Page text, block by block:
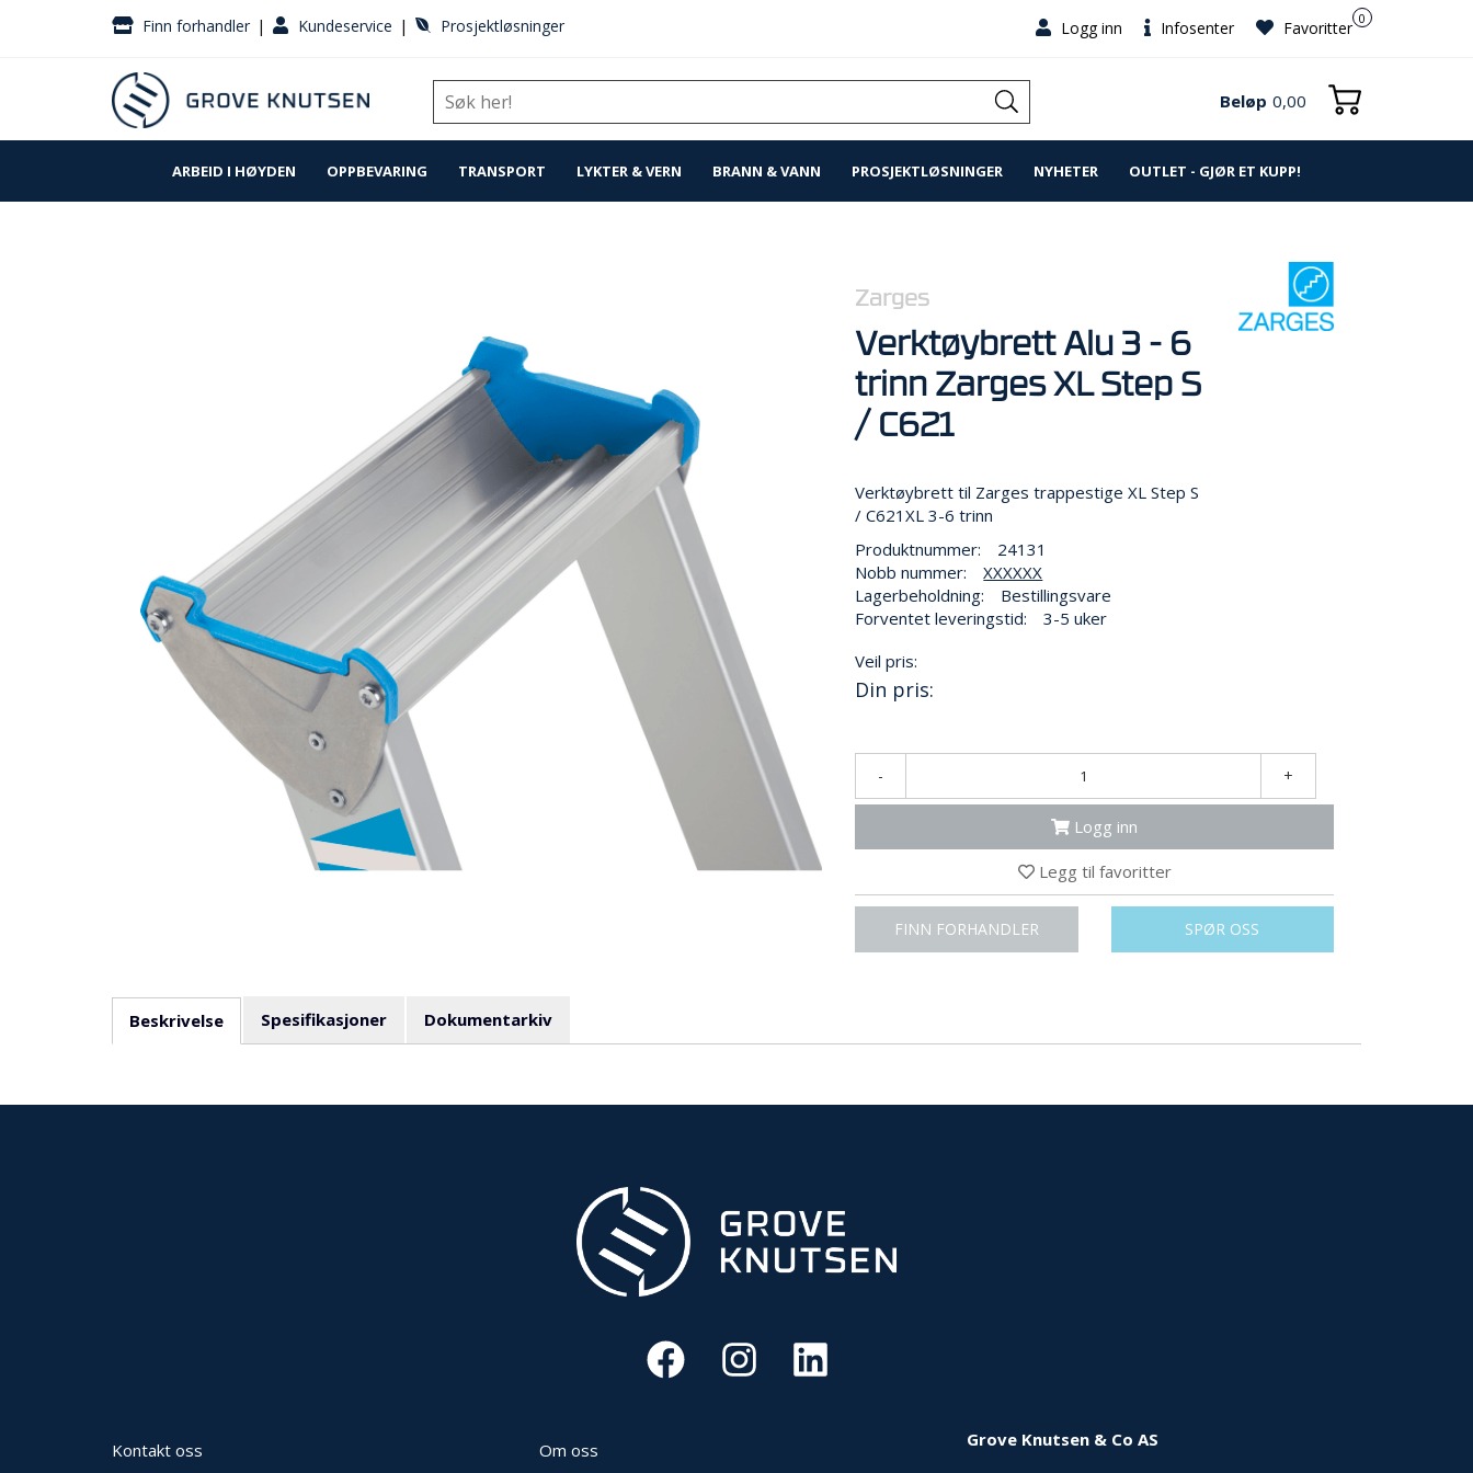
Finn forhandler | Kundeservice | Prosjektløsninger Logg inn Infosenter 0
Favoritter
Beløp 0,00
ARBEID I HØYDEN OPPBEVARING TRANSPORT LYKTER & VERN BRANN & VANN PROSJEKTLØSNINGER NYHETER OUTLET - GJØR ET KUPP!
Zarges
Verktøybrett Alu 3 - 6
trinn Zarges XL Step S
/ C621
Verktøybrett til Zarges trappestige XL Step S
/ C621XL 3-6 trinn
Produktnummer:
24131
Nobb nummer:
XXXXXX
Lagerbeholdning:
Bestillingsvare
Forventet leveringstid:
3-5 uker
Veil pris:
Din pris:
- +
Logg inn
Legg til favoritter
FINN FORHANDLER SPØR OSS
Beskrivelse Spesifikasjoner Dokumentarkiv
Kontakt oss Om oss Grove Knutsen & Co AS